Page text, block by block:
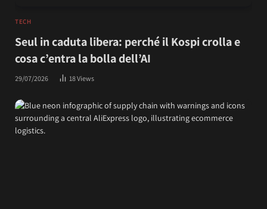
TECH
Seul in caduta libera: perché il Kospi crolla e
cosa c’entra la bolla dell’AI
29/07/2026 18Views